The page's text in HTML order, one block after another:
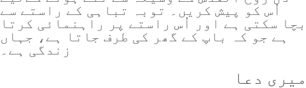
اُس کو پیش کریں۔ توبہ تباہی کے راستے سے
بچا سکتی ہے اور اُس راستے پر راہنمائی کرتا
ہے جو کہ باپ کے گھر کی طرف جاتا ہے، جہاں
زندگی ہے۔
میری دعا